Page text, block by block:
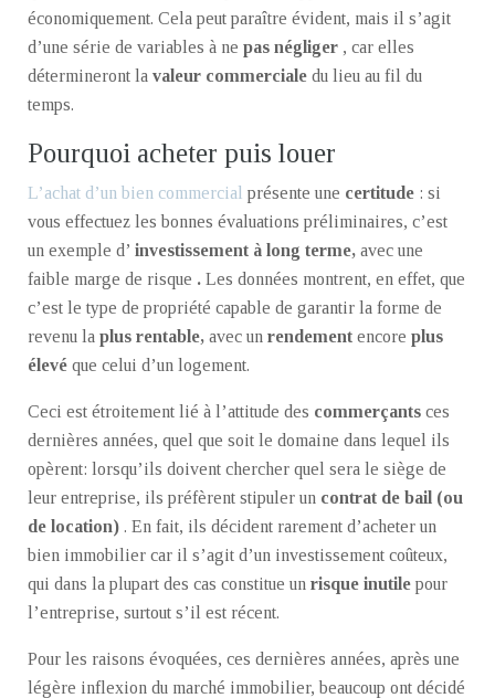
économiquement. Cela peut paraître évident, mais il s’agit
d’une série de variables à ne pas négliger , car elles
détermineront la valeur commerciale du lieu au fil du
temps.
Pourquoi acheter puis louer
L’achat d’un bien commercial présente une certitude : si
vous effectuez les bonnes évaluations préliminaires, c’est
un exemple d’ investissement à long terme, avec une
faible marge de risque . Les données montrent, en effet, que
c’est le type de propriété capable de garantir la forme de
revenu la plus rentable, avec un rendement encore plus
élevé que celui d’un logement.
Ceci est étroitement lié à l’attitude des commerçants ces
dernières années, quel que soit le domaine dans lequel ils
opèrent: lorsqu’ils doivent chercher quel sera le siège de
leur entreprise, ils préfèrent stipuler un contrat de bail (ou
de location) . En fait, ils décident rarement d’acheter un
bien immobilier car il s’agit d’un investissement coûteux,
qui dans la plupart des cas constitue un risque inutile pour
l’entreprise, surtout s’il est récent.
Pour les raisons évoquées, ces dernières années, après une
légère inflexion du marché immobilier, beaucoup ont décidé